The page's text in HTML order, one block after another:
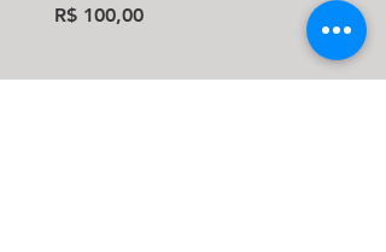
Preço
R$ 100,00 Preço
R$